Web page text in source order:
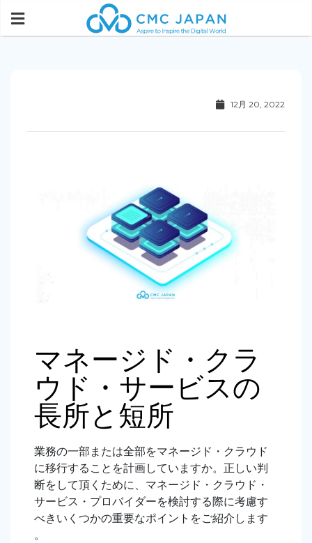
12月 20, 2022
マネージド・クラ
ウド・サービスの
長所と短所
業務の一部または全部をマネージド・クラウド
に移行することを計画していますか。正しい判
断をして頂くために、マネージド・クラウド・
サービス・プロバイダーを検討する際に考慮す
べきいくつかの重要なポイントをご紹介します
。